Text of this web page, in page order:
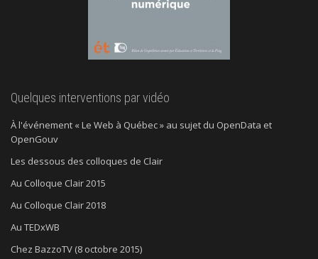
Quelques interventions par vidéo
À l'événement « Le Web à Québec » au sujet du OpenData et
OpenGouv
Les dessous des colloques de Clair
Au Colloque Clair 2015
Au Colloque Clair 2018
Au TEDxWB
Chez BazzoTV (8 octobre 2015)